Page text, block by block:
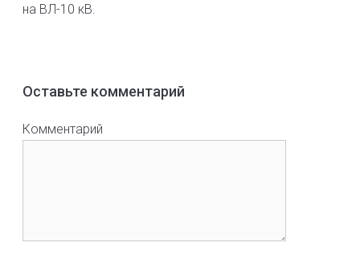
на ВЛ-10 кВ.
Оставьте комментарий
Комментарий